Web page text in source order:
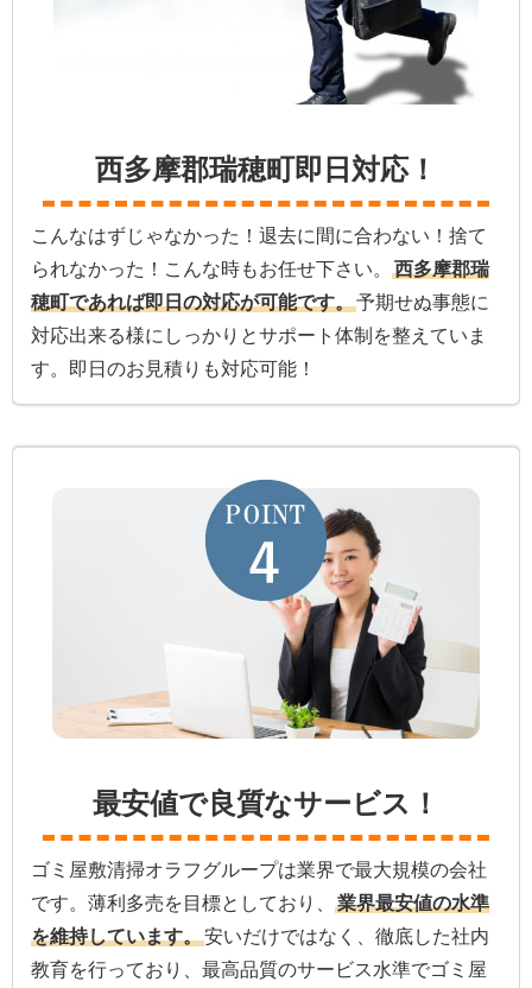
西多摩郡瑞穂町即日対応！
こんなはずじゃなかった！退去に間に合わない！捨て
られなかった！こんな時もお任せ下さい。
西多摩郡瑞
穂町であれば即日の対応が可能です。予期せぬ事態に
対応出来る様にしっかりとサポート体制を整えていま
す。即日のお見積りも対応可能！
最安値で良質なサービス！
ゴミ屋敷清掃オラフグループは業界で最大規模の会社
です。薄利多売を目標としており、
業界最安値の水準
を維持しています。安いだけではなく、徹底した社内
教育を行っており、最高品質のサービス水準でゴミ屋